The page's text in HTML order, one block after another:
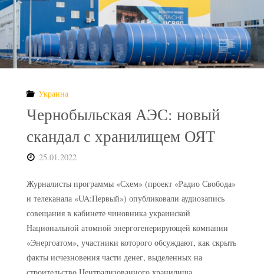
безопасности
для
могильника
в
Литве"
Украина
Чернобыльская АЭС: новый
скандал с хранилищем ОЯТ
25.01.2022
Журналисты программы «Схем» (проект «Радио Свобода»
и телеканала «UA:Первый») опубликовали аудиозапись
совещания в кабинете чиновника украинской
Национальной атомной энергогенерирующей компании
«Энергоатом», участники которого обсуждают, как скрыть
факты исчезновения части денег, выделенных на